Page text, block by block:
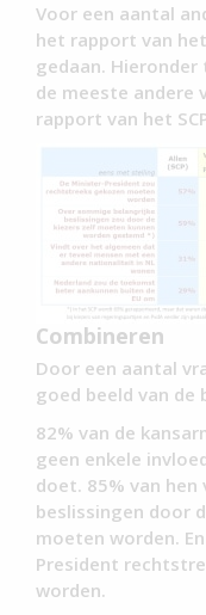
Voor een aantal
het rapport van
gedaan.
de meeste andere
rapport van het
Combineren
Door een aantal
goed beeld van de
82% van de
geen enkele
doet. 85% van
beslissingen door
moeten worden.
President
worden.